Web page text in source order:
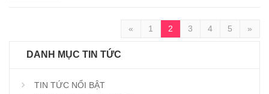
« 1 2 3 4 5 »
DANH MỤC TIN TỨC
TIN TỨC NỔI BẬT